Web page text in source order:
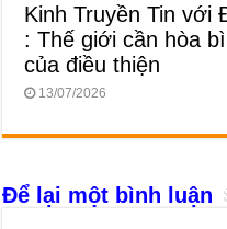
Kinh Truyền Tin với
: Thế giới cần hòa
của điều thiện
13/07/2026
Để lại một bình luận